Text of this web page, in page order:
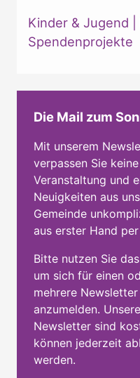
Kinder & Jugend
Spendenprojekte
Die Mail zum
Mit unserem
verpassen Sie keine
Veranstaltung und
Neuigkeiten aus
Gemeinde
aus erster Hand
Bitte nutzen Sie
um sich für einen
mehrere Newsletter
anzumelden. Unsere
Newsletter sind
können jederzeit
werden.